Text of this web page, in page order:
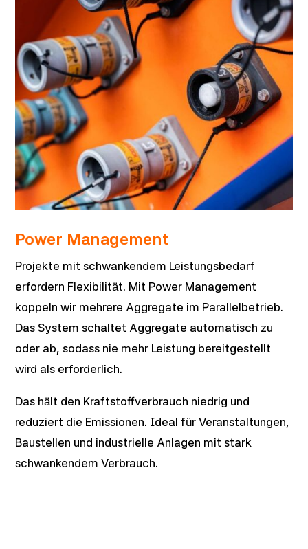
Power Management
Projekte mit schwankendem Leistungsbedarf
erfordern Flexibilität. Mit Power Management
koppeln wir mehrere Aggregate im Parallelbetrieb.
Das System schaltet Aggregate automatisch zu
oder ab, sodass nie mehr Leistung bereitgestellt
wird als erforderlich.
Das hält den Kraftstoffverbrauch niedrig und
reduziert die Emissionen. Ideal für Veranstaltungen,
Baustellen und industrielle Anlagen mit stark
schwankendem Verbrauch.